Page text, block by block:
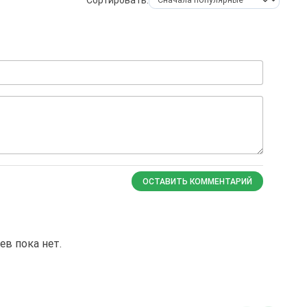
ОСТАВИТЬ КОММЕНТАРИЙ
пока нет.